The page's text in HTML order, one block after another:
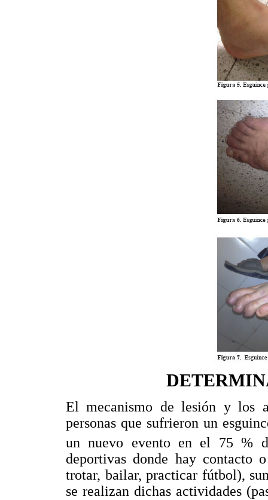
El mecanismo de lesión y los
personas que sufrieron un
un nuevo evento en el 75 %
deportivas donde hay contacto
trotar, bailar, practicar fútbol),
se realizan dichas actividades